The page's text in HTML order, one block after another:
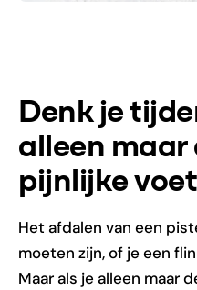
Denk je
alleen maar
pijnlijke
Het afdalen van een
moeten zijn, of je een
Maar als je alleen maar